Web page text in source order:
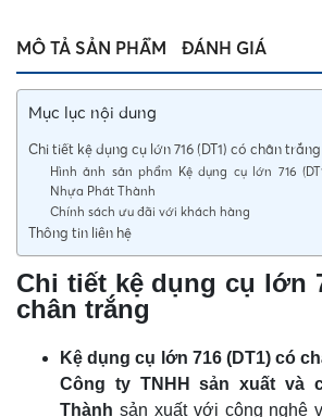
MÔ TẢ SẢN PHẨM ĐÁNH GIÁ
Mục lục nội dung
Chi tiết kệ dụng cụ lớn 716 (DT1) có chân trắng
Hình ảnh sản phẩm Kệ dụng cụ lớn 716
Nhựa Phát Thành
Chính sách ưu đãi với khách hàng
Thông tin liên hệ
Chi tiết kệ dụng cụ lớn
chân trắng
Kệ dụng cụ lớn 716 (DT1) có
Công ty TNHH sản xuất và
Thành sản xuất với công nghệ